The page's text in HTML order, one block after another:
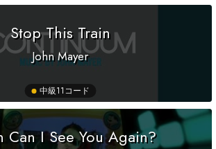
Stop This Train
John Mayer
中級11コード
Can I See You Again?